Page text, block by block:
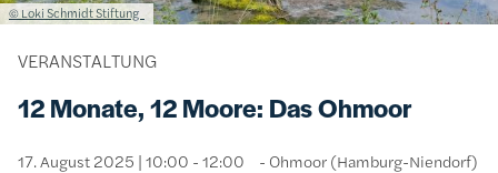
Lizenzinformationen einschließlich Urheberrecht
© Loki Schmidt Stiftung
VERANSTALTUNG
12 Monate, 12 Moore: Das Ohmoor
17. August 2025 | 10:00 - 12:00 Ohmoor (Hamburg-Niendorf)